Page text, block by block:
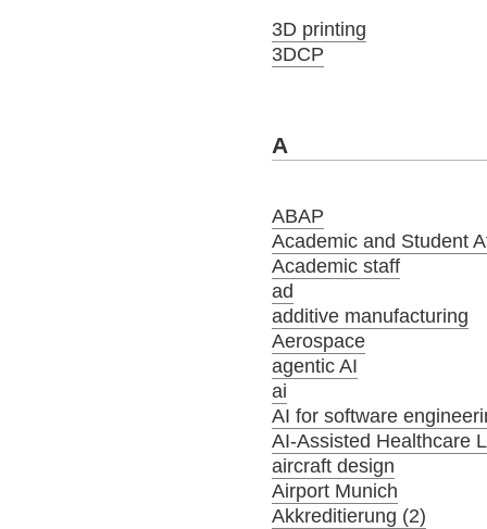
3D printing
3DCP
A
ABAP
Academic and Student
Academic staff
ad
additive manufacturing
Aerospace
agentic AI
ai
AI for software
AI-Assisted Healthcare
aircraft design
Airport Munich
Akkreditierung (2)